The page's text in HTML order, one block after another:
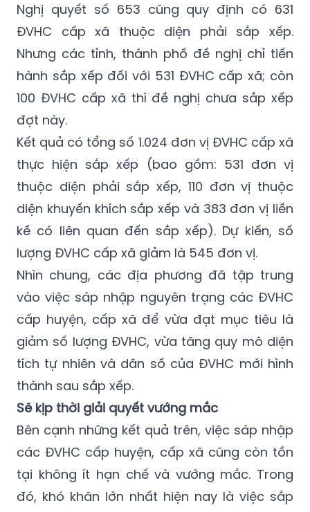
Nghị quyết số 653 cũng quy định có 631
ĐVHC cấp xã thuộc diện phải sắp xếp.
Nhưng các tỉnh, thành phố đề nghị chỉ tiến
hành sắp xếp đối với 531 ĐVHC cấp xã; còn
100 ĐVHC cấp xã thì đề nghị chưa sắp xếp
đợt này.
Kết quả có tổng số 1.024 đơn vị ĐVHC cấp xã
thực hiện sắp xếp (bao gồm: 531 đơn vị
thuộc diện phải sắp xếp, 110 đơn vị thuộc
diện khuyến khích sắp xếp và 383 đơn vị liền
kề có liên quan đến sắp xếp). Dự kiến, số
lượng ĐVHC cấp xã giảm là 545 đơn vị.
Nhìn chung, các địa phương đã tập trung
vào việc sáp nhập nguyên trạng các ĐVHC
cấp huyện, cấp xã để vừa đạt mục tiêu là
giảm số lượng ĐVHC, vừa tăng quy mô diện
tích tự nhiên và dân số của ĐVHC mới hình
thành sau sắp xếp.
Sẽ kịp thời giải quyết vướng mắc
Bên cạnh những kết quả trên, việc sáp nhập
các ĐVHC cấp huyện, cấp xã cũng còn tồn
tại không ít hạn chế và vướng mắc. Trong
đó, khó khăn lớn nhất hiện nay là việc sắp